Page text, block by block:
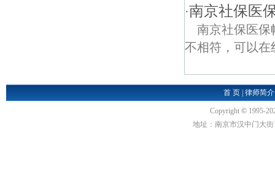
·南京社保医
南京社保医保
不相符，可以在
首 页 |律师简介
Copyright © 1995-
地址：南京市汉中门大街